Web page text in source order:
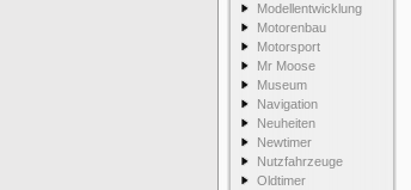
Modellentwicklung
Motorenbau
Motorsport
Mr Moose
Museum
Navigation
Neuheiten
Newtimer
Nutzfahrzeuge
Oldtimer